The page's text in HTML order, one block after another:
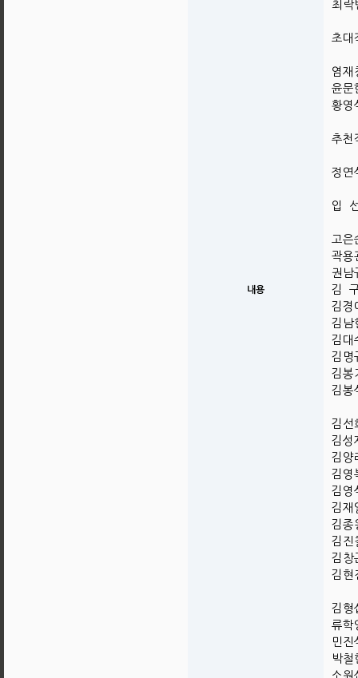
내용
최락
초대
염재
윤문
황영
추천
정연
입
고은
곽용
권
김
김경
김남
김대
김명
김봉
김봉
김선
김성
김양
김영
김영
김재
김종
김진
김창
김현
김형
류학
민
박
소원